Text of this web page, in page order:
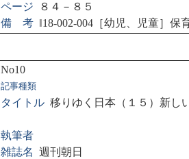
ページ
８４－８５
備 考 ‖18-002-004［幼児、児童］保
No10
記事種類
タイトル 移りゆく日本（１５）新し
執筆者
雑誌名 週刊朝日